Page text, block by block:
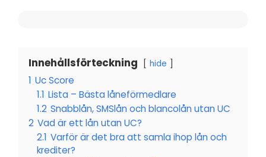
Innehållsförteckning hide
1 Uc Score
1.1 Lista – Bästa låneförmedlare
1.2 Snabblån, SMSlån och blancolån utan UC
2 Vad är ett lån utan UC?
2.1 Varför är det bra att samla ihop lån och
krediter?